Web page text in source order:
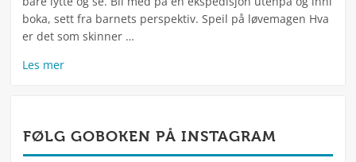
boka, sett fra barnets perspektiv. Speil på løvemagen Hva
er det som skinner …
Les mer
FØLG GOBOKEN PÅ INSTAGRAM